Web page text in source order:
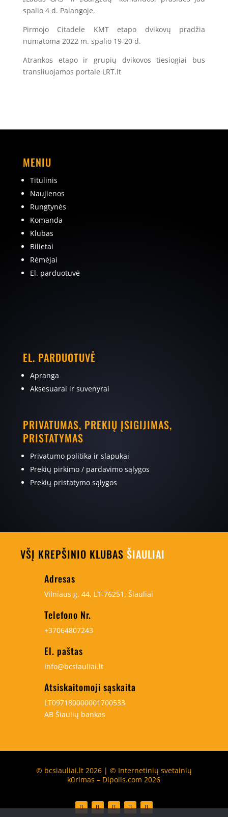
spalio 4 d. Palangoje.
Pirmojo Citadele KMT etapo dvikovų pradžia
numatoma 2022 m. spalio 19-20 d.
Atrankos etapo ir grupių dvikovos tiesiogiai bus
transliuojamos portale LRT.lt
MENIU
Titulinis
Naujienos
Rungtynės
Komanda
Klubas
Bilietai
Rėmėjai
El. parduotuvė
EL. PARDUOTUVĖ
Apranga
Aksesuarai ir suvenyrai
PRIVATUMAS, PREKIŲ ĮSIGIJIMAS,
PRISTATYMAS
Privatumo politika ir slapukai
Prekių pirkimo / pardavimo sąlygos
Prekių pristatymo sąlygos
VŠĮ KREPŠINIO KLUBAS ŠIAULIAI
Adresas
Vilniaus g. 44, LT-76251, Šiauliai
Telefono Nr.
+37064807243
El. paštas
info@bcsiauliai.lt
Atsiskaitomoji sąskaita
LT097180000001700533
AB Šiaulių bankas
© bcsiauliai.lt 2026 | © Internetinių svetainių
kūrimas – Dipolis.com 2026